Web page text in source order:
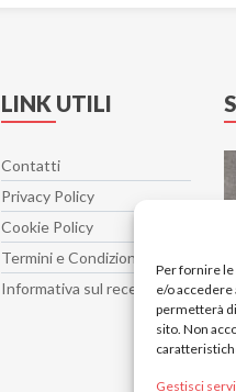
Per fornire
e/o
permetterà
sito. Non
Gestisci
LINK UTILI
Contatti
Privacy Policy
Cookie Policy
Termini e Condizioni
Informativa sul recesso